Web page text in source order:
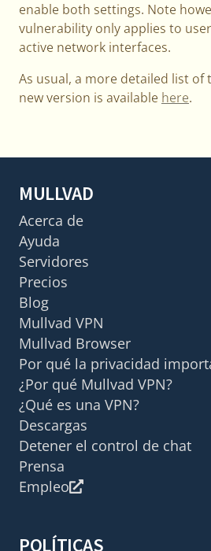
enable both settings. Note
vulnerability only applies to
active network interfaces.
As usual, a more detailed list of
new version is available here.
MULLVAD
Acerca de
Ayuda
Servidores
Precios
Blog
Mullvad VPN
Mullvad Browser
Por qué la privacidad
¿Por qué Mullvad VPN?
¿Qué es una VPN?
Descargas
Detener el control de chat
Prensa
Empleo
POLÍTICAS